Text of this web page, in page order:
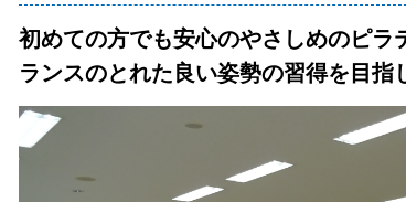
初めての方でも安心のやさしめのピラ
ランスのとれた良い姿勢の習得を目指